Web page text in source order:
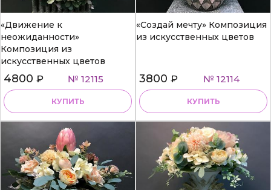
«Движение к
неожиданности»
Композиция из
искусственных цветов
4800 ₽ № 12115
КУПИТЬ
«Создай мечту» Композиция
из искусственных цветов
3800 ₽ № 12114
КУПИТЬ